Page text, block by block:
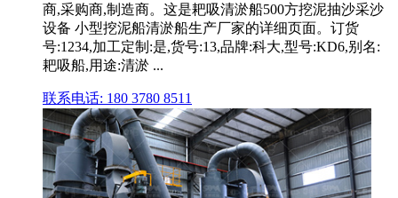
商,采购商,制造商。这是耙吸清淤船500方挖泥抽沙采沙
设备 小型挖泥船清淤船生产厂家的详细页面。订货
号:1234,加工定制:是,货号:13,品牌:科大,型号:KD6,别名:
耙吸船,用途:清淤 ...
联系电话: 180 3780 8511